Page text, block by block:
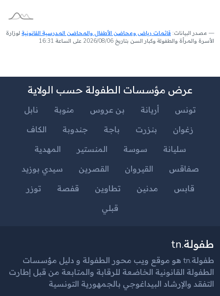
مصدر البيانات: قائمات رياض ومحاضن الأطفال والمحاضن المدرسية القانونية لوزارة
الأسرة والمرأة والطفولة وكبار السن بتاريخ 2026/08/06 على الساعة 16:31
عرض مؤسسات الطفولة حسب الولاية
تونس أريانة بن عروس منوبة
نابل
زغوان
بنزرت باجة جندوبة
الكاف
سليانة
سوسة المنستير
المهدية
صفاقس
القيروان القصرين
سيدي بوزيد
قابس
مدنين تطاوين قفصة
توزر
قبلي
طفولة.tn
طفولة.tn هو موقع ويب محور الطفولة و دليل مؤسسات
الطفولة القانونية الخاضعة للرقابة والمتابعة من قبل إطارت
التفقد والإرشاد البيداغوجي بالجمهورية التونسية